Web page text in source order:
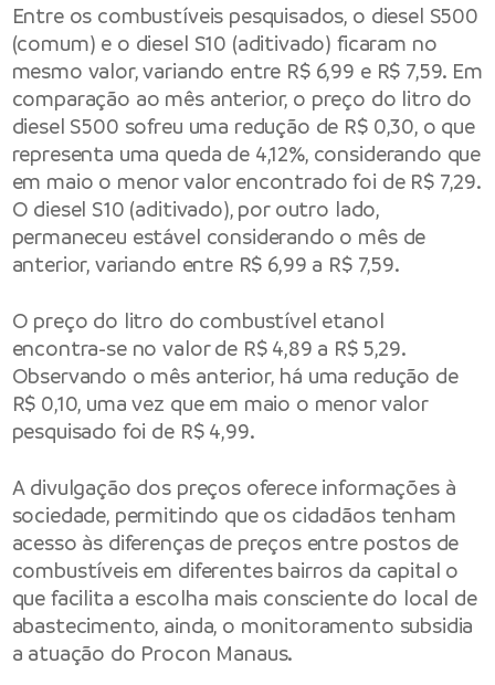
Entre os combustíveis pesquisados, o diesel S500
(comum) e o diesel S10 (aditivado) ficaram no
mesmo valor, variando entre R$ 6,99 e R$ 7,59. Em
comparação ao mês anterior, o preço do litro do
diesel S500 sofreu uma redução de R$ 0,30, o que
representa uma queda de 4,12%, considerando que
em maio o menor valor encontrado foi de R$ 7,29.
O diesel S10 (aditivado), por outro lado,
permaneceu estável considerando o mês de
anterior, variando entre R$ 6,99 a R$ 7,59.
O preço do litro do combustível etanol
encontra-se no valor de R$ 4,89 a R$ 5,29.
Observando o mês anterior, há uma redução de
R$ 0,10, uma vez que em maio o menor valor
pesquisado foi de R$ 4,99.
A divulgação dos preços oferece informações à
sociedade, permitindo que os cidadãos tenham
acesso às diferenças de preços entre postos de
combustíveis em diferentes bairros da capital o
que facilita a escolha mais consciente do local de
abastecimento, ainda, o monitoramento subsidia
a atuação do Procon Manaus.